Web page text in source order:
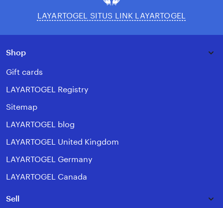
LAYARTOGEL SITUS LINK LAYARTOGEL
Shop
Gift cards
LAYARTOGEL Registry
Sitemap
LAYARTOGEL blog
LAYARTOGEL United Kingdom
LAYARTOGEL Germany
LAYARTOGEL Canada
Sell